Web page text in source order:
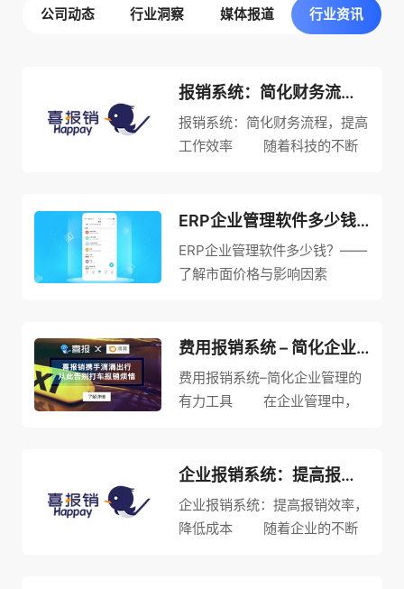
公司动态 行业洞察 媒体报道 行业资讯
报销系统：简化财务流程，提高工作效率
报销系统：简化财务流程，提高
工作效率 随着科技的不断
流程。报销系统是一种基于云计
算和人工智能技术的自动化工
具，能够自动处理员工报销的款
ERP企业管理软件多少钱？了解市面价格与影响因素
ERP企业管理软件多少钱？——
了解市面价格与影响因素
业资源计划）软件更是最受欢迎
的一种。那么对于想要购买ERP
软件的企业来说，不同的E...
费用报销系统 – 简化企业管理的有力工具
费用报销系统–简化企业管理的
有力工具 在企业管理中，
及到差旅、办公用品、通讯费用
等等。因此，构建一个高效的费
用报销系统，对企业管理至关重
企业报销系统：提高报销效率，降低成本
企业报销系统：提高报销效率，
降低成本 随着企业的不断